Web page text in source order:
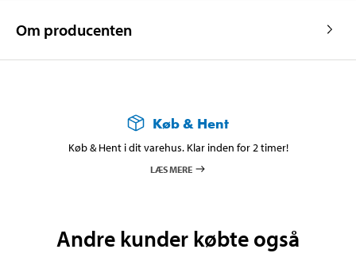
Om producenten
Køb & Hent
Køb & Hent i dit varehus. Klar inden for 2 timer!
LÆS MERE
Andre kunder købte også